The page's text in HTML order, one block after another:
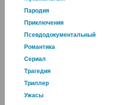
Пародия
Приключения
Псевдодокументальный
Романтика
Cериал
Трагедия
Триллер
Ужасы